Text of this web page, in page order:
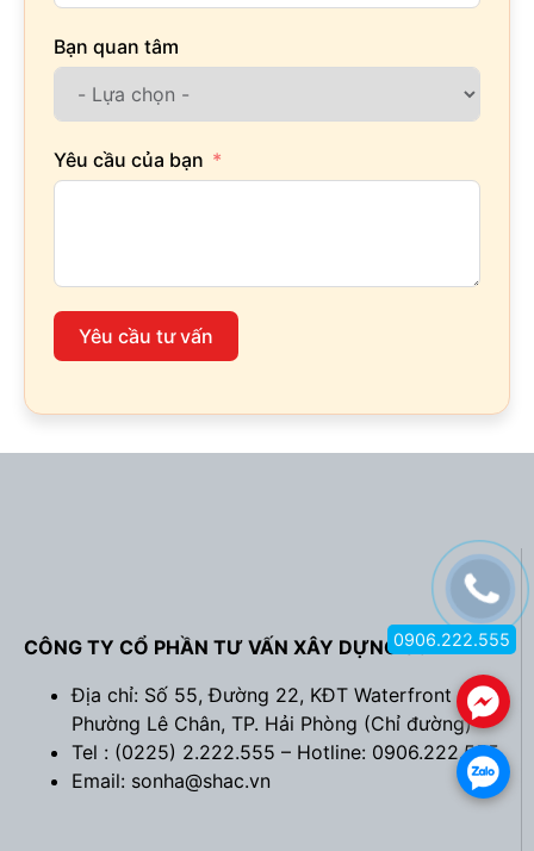
Bạn quan tâm
Yêu cầu của bạn
Yêu cầu tư vấn
CÔNG TY CỔ PHẦN TƯ VẤN XÂY DỰNG SƠN HÀ
Địa chỉ: Số 55, Đường 22, KĐT Waterfront City,
Phường Lê Chân, TP. Hải Phòng (Chỉ đường)
Tel : (0225) 2.222.555 – Hotline: 0906.222.555
Email: sonha@shac.vn
.
.
0906.222.555